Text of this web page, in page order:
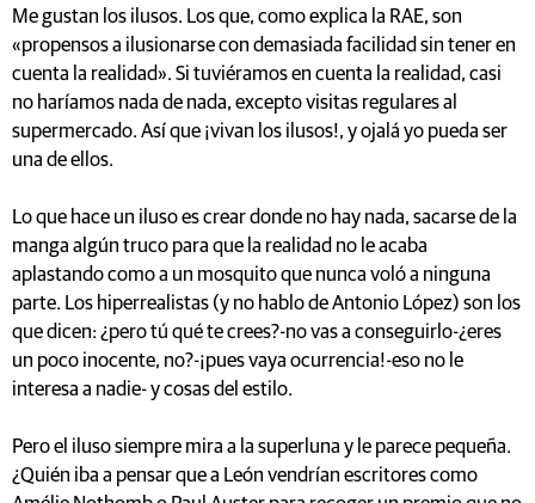
Me gustan los ilusos. Los que, como explica la RAE, son
«propensos a ilusionarse con demasiada facilidad sin tener en
cuenta la realidad». Si tuviéramos en cuenta la realidad, casi
no haríamos nada de nada, excepto visitas regulares al
supermercado. Así que ¡vivan los ilusos!, y ojalá yo pueda ser
una de ellos.
Lo que hace un iluso es crear donde no hay nada, sacarse de la
manga algún truco para que la realidad no le acaba
aplastando como a un mosquito que nunca voló a ninguna
parte. Los hiperrealistas (y no hablo de Antonio López) son los
que dicen: ¿pero tú qué te crees?-no vas a conseguirlo-¿eres
un poco inocente, no?-¡pues vaya ocurrencia!-eso no le
interesa a nadie- y cosas del estilo.
Pero el iluso siempre mira a la superluna y le parece pequeña.
¿Quién iba a pensar que a León vendrían escritores como